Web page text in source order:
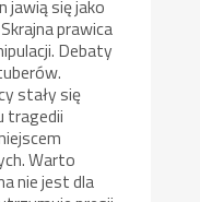
jawią się jako
prawica
Debaty
stały się
tragedii
Warto
nie jest dla